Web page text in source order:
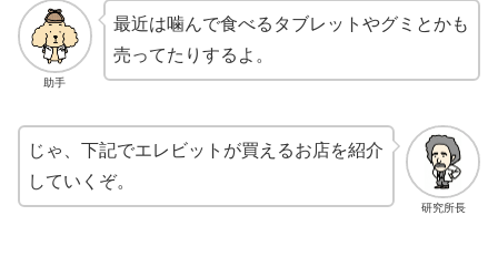
助手
最近は噛んで食べるタブレットやグミとかも
売ってたりするよ。
研究所長
じゃ、下記でエレビットが買えるお店を紹介
していくぞ。